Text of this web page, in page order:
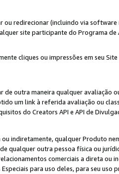
ou redirecionar (incluindo via
site participante do Programa de
cliques ou impressões em seu
de outra maneira qualquer avaliação
um link à referida avaliação ou
do Creators API e API de
indiretamente, qualquer Produto
qualquer outra pessoa física ou
comerciais a direta ou
para uso deles, para seu